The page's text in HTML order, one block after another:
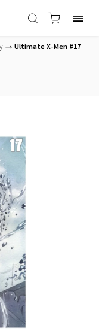
/ Ultimate X-Men #17